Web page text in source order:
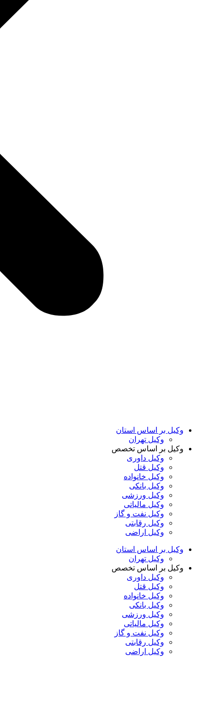
وکیل بر اساس استان
وکیل تهران
وکیل بر اساس تخصص
وکیل داوری
وکیل قتل
وکیل خانواده
وکیل بانکی
وکیل ورزشی
وکیل مالیاتی
وکیل نفت و گاز
وکیل رقابتی
وکیل اراضی
وکیل بر اساس استان
وکیل تهران
وکیل بر اساس تخصص
وکیل داوری
وکیل قتل
وکیل خانواده
وکیل بانکی
وکیل ورزشی
وکیل مالیاتی
وکیل نفت و گاز
وکیل رقابتی
وکیل اراضی